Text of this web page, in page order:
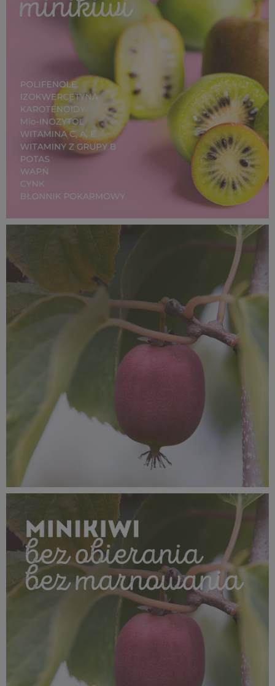
SUPEROWOCE Minikiwi (17).jpg
SUPEROWOCE Minikiwi (16).jpg
539 KB